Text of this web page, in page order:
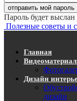
Пароль будет
Полезные советы и
Главная
Дизайн
дизайн